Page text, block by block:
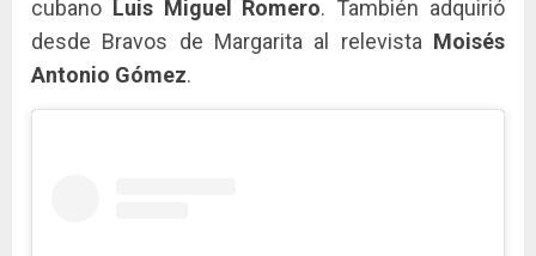
cubano Luis Miguel Romero. También adquirió
desde Bravos de Margarita al relevista Moisés
Antonio Gómez.